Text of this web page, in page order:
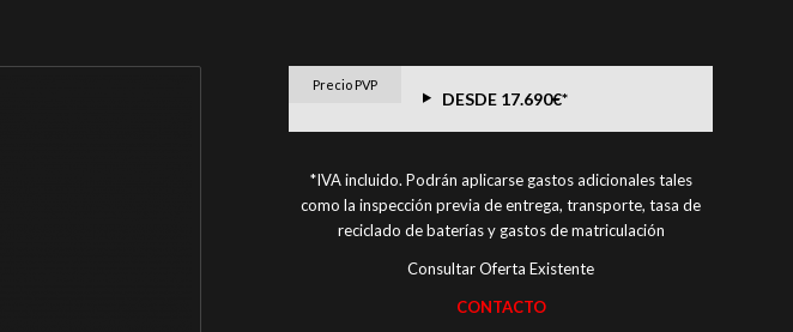
Precio PVP
DESDE 17.690€*
*IVA incluido. Podrán aplicarse gastos adicionales tales
como la inspección previa de entrega, transporte, tasa de
reciclado de baterías y gastos de matriculación
Consultar Oferta Existente
CONTACTO